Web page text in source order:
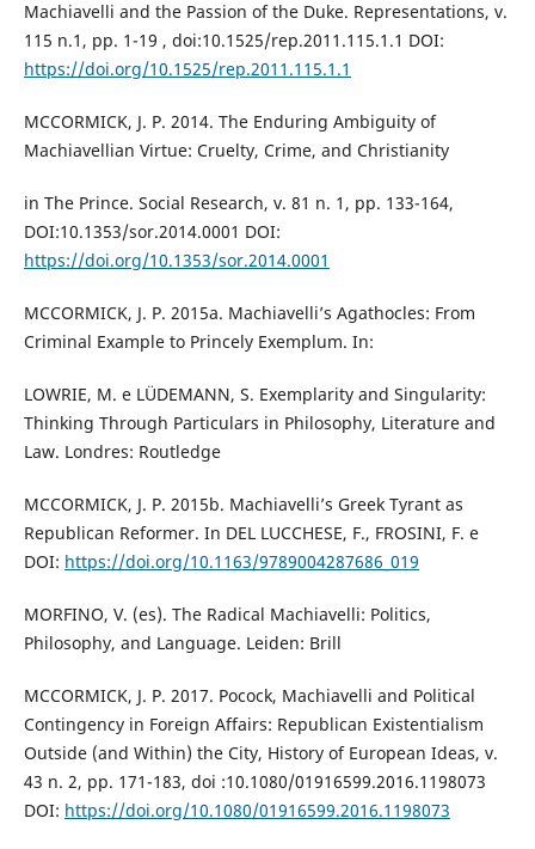
Machiavelli and the Passion of the Duke. Representations, v.
115 n.1, pp. 1-19 , doi:10.1525/rep.2011.115.1.1 DOI:
https://doi.org/10.1525/rep.2011.115.1.1
MCCORMICK, J. P. 2014. The Enduring Ambiguity of
Machiavellian Virtue: Cruelty, Crime, and Christianity
in The Prince. Social Research, v. 81 n. 1, pp. 133-164,
DOI:10.1353/sor.2014.0001 DOI:
https://doi.org/10.1353/sor.2014.0001
MCCORMICK, J. P. 2015a. Machiavelli’s Agathocles: From
Criminal Example to Princely Exemplum. In:
LOWRIE, M. e LÜDEMANN, S. Exemplarity and Singularity:
Thinking Through Particulars in Philosophy, Literature and
Law. Londres: Routledge
MCCORMICK, J. P. 2015b. Machiavelli’s Greek Tyrant as
Republican Reformer. In DEL LUCCHESE, F., FROSINI, F. e
DOI: https://doi.org/10.1163/9789004287686_019
MORFINO, V. (es). The Radical Machiavelli: Politics,
Philosophy, and Language. Leiden: Brill
MCCORMICK, J. P. 2017. Pocock, Machiavelli and Political
Contingency in Foreign Affairs: Republican Existentialism
Outside (and Within) the City, History of European Ideas, v.
43 n. 2, pp. 171-183, doi :10.1080/01916599.2016.1198073
DOI: https://doi.org/10.1080/01916599.2016.1198073